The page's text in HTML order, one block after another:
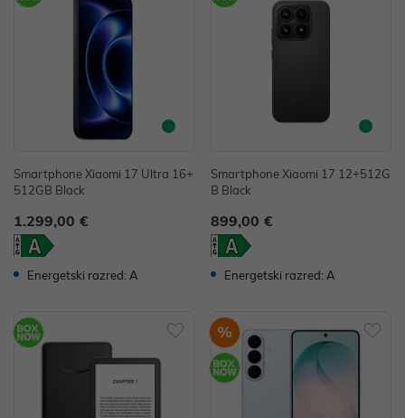
Smartphone Xiaomi 17 Ultra 16+
512GB Black
1.299,00 €
Energetski razred: A
Smartphone Xiaomi 17 12+512G
B Black
899,00 €
Energetski razred: A
%